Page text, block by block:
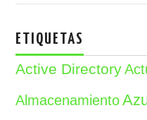
ETIQUETAS
Active Directory
Almacenamiento